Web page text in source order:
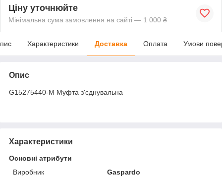
Ціну уточнюйте
Мінімальна сума замовлення на сайті — 1 000 ₴
Характеристики Доставка Оплата Умови
Опис
G15275440-M Муфта з'єднувальна
Характеристики
Основні атрибути
Виробник
Gaspardo